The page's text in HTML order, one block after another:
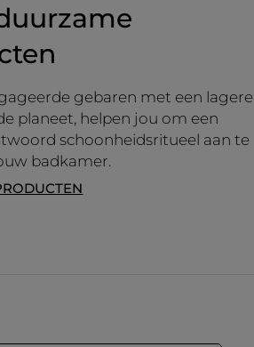
gebaren met een lagere
planeet, helpen jou om een
schoonheidsritueel aan te
badkamer.